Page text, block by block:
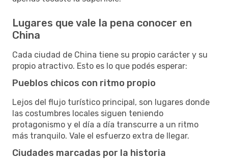
Lugares que vale la pena conocer en
China
Cada ciudad de China tiene su propio carácter y su
propio atractivo. Esto es lo que podés esperar:
Pueblos chicos con ritmo propio
Lejos del flujo turístico principal, son lugares donde
las costumbres locales siguen teniendo
protagonismo y el día a día transcurre a un ritmo
más tranquilo. Vale el esfuerzo extra de llegar.
Ciudades marcadas por la historia